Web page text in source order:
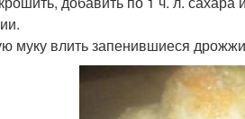
муку влить запенившиеся